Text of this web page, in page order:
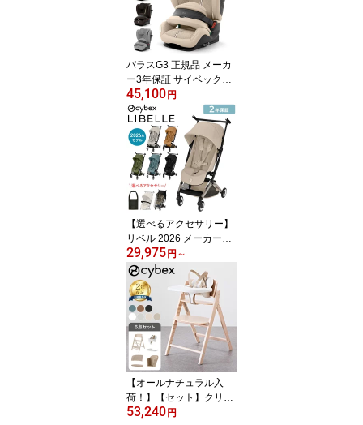
ート(代引不可)【ポイン
ト15倍】【送料無料】
パラスG3 正規品 メーカ
ー3年保証 サイベックス
ジュニアシート チャイル
ドシート ジュニアシート
パラス 車 シート お出か
け おでかけ 15ヶ月から
12歳まで PALLAS リク
ライニング ISOFIX cybex
(代引不可)【送料無料】
45,100 円
【選べるアクセサリー】
リベル 2026 メーカー2
年保証 正規販売店 サイ
ベックス ベビーカー LIB
ELLE リベル 2026年モデ
ル 軽量 cybex GOLD 機
内持ち込み コンパクト
ベビーカー 6ヶ月から 4
歳ごろまで B型 ストロー
ラー(代引不可)【送料無
料】
29,975 円 ～
【オールナチュラル入
荷！】【セット】クリッ
ク&フォールド Click&Fol
53,240 円